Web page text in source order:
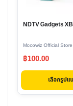
NDTV Gadgets
Mocowiz Official Store
฿100.00
เลือกรูปแ
may
chosen
on
the
product